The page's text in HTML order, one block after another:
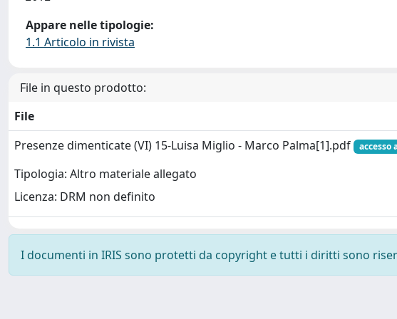
Appare nelle tipologie:
1.1 Articolo in rivista
File in questo prodotto:
File
Presenze dimenticate (VI) 15-Luisa Miglio - Marco Palma[1].pdf
accesso
Tipologia: Altro materiale allegato
Licenza: DRM non definito
I documenti in IRIS sono protetti da copyright e tutti i diritti sono